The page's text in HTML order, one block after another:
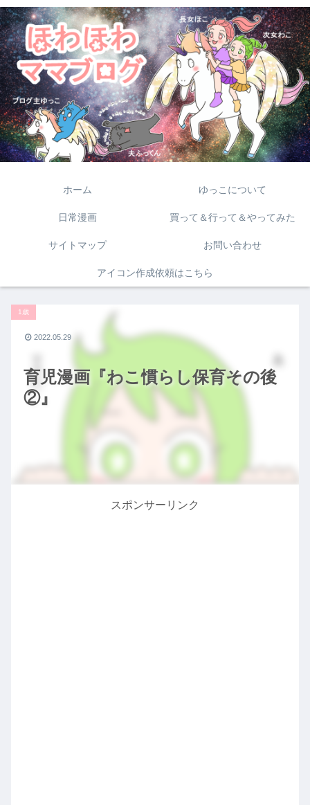
ホーム ゆっこについて
日常漫画 買って＆行って＆やってみた
サイトマップ お問い合わせ
アイコン作成依頼はこちら
育児漫画『わこ慣らし保育その後
②』
1歳
2022.05.29
スポンサーリンク